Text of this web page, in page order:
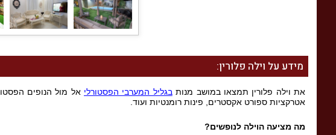
מידע על וילה פלורין:
את וילה פלורין תמצאו במושב מנותבגליל המערבי הפסטורלי אל מול הנופים
אטרקציות ספורט אקסטרים, פינות רומנטיות ועוד.
מה מציעה הוילה לנופשים?